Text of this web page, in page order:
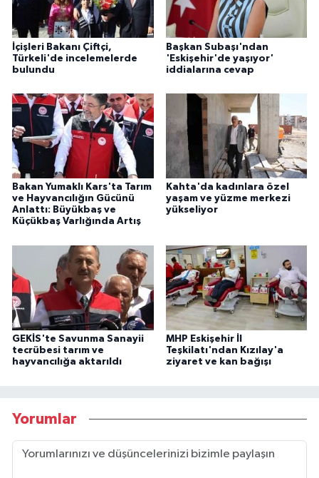
İçişleri Bakanı Çiftçi,
Türkeli'de incelemelerde
bulundu
Başkan Subaşı'ndan
'Eskişehir'de yaşıyor'
iddialarına cevap
Bakan Yumaklı Kars'ta Tarım
ve Hayvancılığın Gücünü
Anlattı: Büyükbaş ve
Küçükbaş Varlığında Artış
Kahta'da kadınlara özel
yaşam ve yüzme merkezi
yükseliyor
GEKİS'te Savunma Sanayii
tecrübesi tarım ve
hayvancılığa aktarıldı
MHP Eskişehir İl
Teşkilatı'ndan Kızılay'a
ziyaret ve kan bağışı
Yorumlar